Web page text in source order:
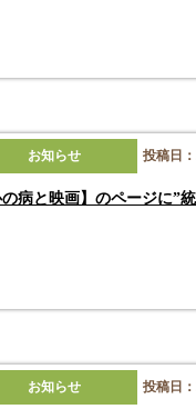
お知らせ 投稿日
病と映画】のページに”
お知らせ 投稿日